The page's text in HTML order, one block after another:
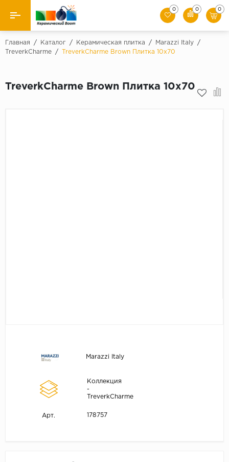
Назад
Керамическая плитка
0 0 0
Главная / Каталог / Керамическая плитка / Marazzi Italy
/
TreverkCharme
/ TreverkCharme Brown Плитка 10x70
TreverkCharme Brown Плитка 10x70
Marazzi Italy
Коллекция
-
TreverkCharme
Арт. 178757